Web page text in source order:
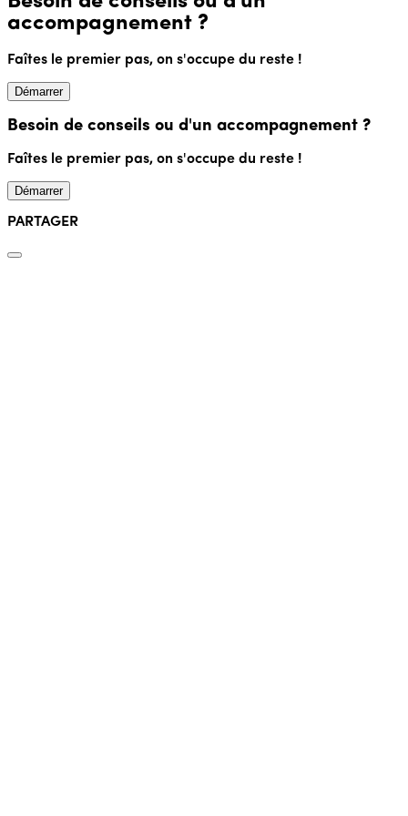
accompagnement ?
Faîtes le premier pas, on s'occupe du reste !
Démarrer
Besoin de conseils ou d'un accompagnement ?
Faîtes le premier pas, on s'occupe du reste !
Démarrer
PARTAGER